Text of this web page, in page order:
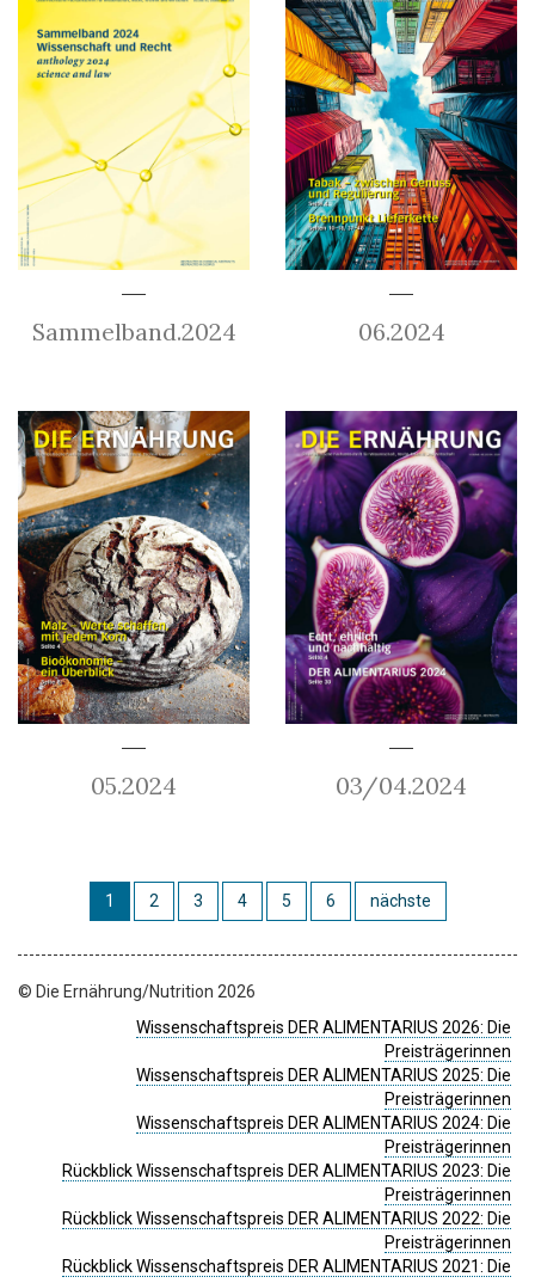
Sammelband.2024 06.2024
05.2024 03/04.2024
1 2 3 4 5 6 nächste
© Die Ernährung/Nutrition 2026
Wissenschaftspreis DER ALIMENTARIUS 2026: Die
Preisträgerinnen
Wissenschaftspreis DER ALIMENTARIUS 2025: Die
Preisträgerinnen
Wissenschaftspreis DER ALIMENTARIUS 2024: Die
Preisträgerinnen
Rückblick Wissenschaftspreis DER ALIMENTARIUS 2023: Die
Preisträgerinnen
Rückblick Wissenschaftspreis DER ALIMENTARIUS 2022: Die
Preisträgerinnen
Rückblick Wissenschaftspreis DER ALIMENTARIUS 2021: Die